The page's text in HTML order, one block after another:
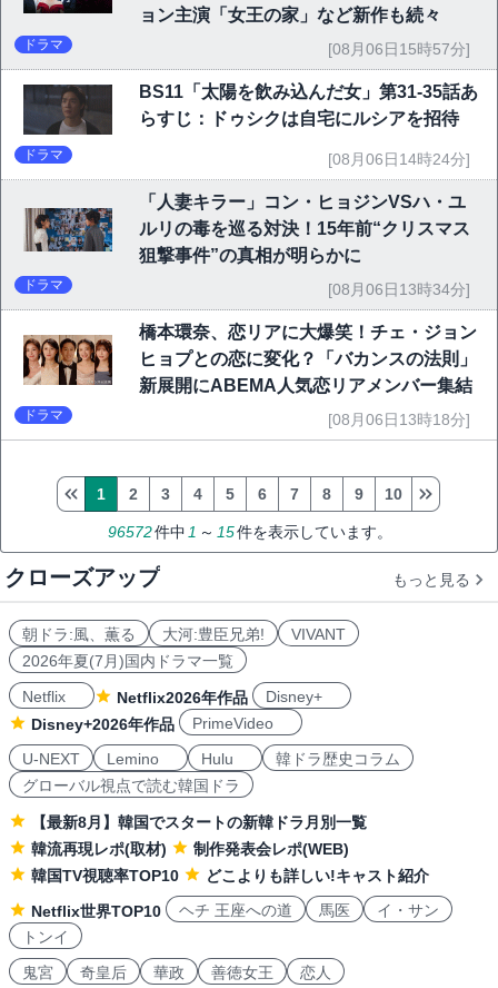
ョン主演「女王の家」など新作も続々
ドラマ [08月06日15時57分]
BS11「太陽を飲み込んだ女」第31-35話あ
らすじ：ドゥシクは自宅にルシアを招待
ドラマ [08月06日14時24分]
「人妻キラー」コン・ヒョジンVSハ・ユ
ルリの毒を巡る対決！15年前“クリスマス
狙撃事件”の真相が明らかに
ドラマ [08月06日13時34分]
橋本環奈、恋リアに大爆笑！チェ・ジョン
ヒョプとの恋に変化？「バカンスの法則」
新展開にABEMA人気恋リアメンバー集結
ドラマ [08月06日13時18分]
96572件中1 ～ 15件を表示しています。
1 2 3 4 5 6 7 8 9 10
クローズアップ もっと見る
朝ドラ:風、薫る 大河:豊臣兄弟!
VIVANT
2026年夏(7月)国内ドラマ一覧
Netflix
Netflix2026年作品
Disney+
Disney+2026年作品
PrimeVideo
U-NEXT
Lemino Hulu
韓ドラ歴史コラム
グローバル視点で読む韓国ドラ
【最新8月】韓国でスタートの新韓ドラ月別一覧
韓流再現レポ(取材)
制作発表会レポ(WEB)
韓国TV視聴率TOP10
どこよりも詳しい!キャスト紹介
Netflix世界TOP10
ヘチ 王座への道 馬医
イ・サン
トンイ
鬼宮
奇皇后 華政 善徳女王 恋人